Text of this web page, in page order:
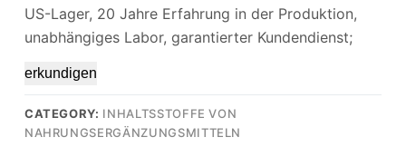
US-Lager, 20 Jahre Erfahrung in der Produktion,
unabhängiges Labor, garantierter Kundendienst;
erkundigen
CATEGORY: INHALTSSTOFFE VON
NAHRUNGSERGÄNZUNGSMITTELN